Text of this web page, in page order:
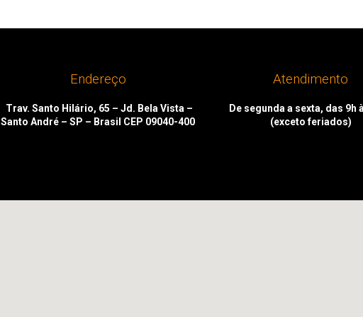
Endereço
Trav. Santo Hilário, 65 – Jd. Bela Vista –
Santo André – SP – Brasil CEP 09040-400
Atendimento
De segunda a sexta, das 9h
(exceto feriados)